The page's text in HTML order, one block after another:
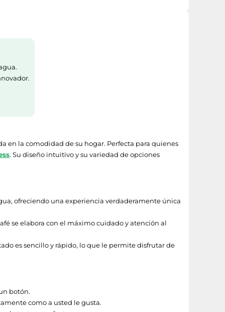
en la comodidad de su hogar. Perfecta para quienes
. Su diseño intuitivo y su variedad de opciones
ofreciendo una experiencia verdaderamente única
se elabora con el máximo cuidado y atención al
es sencillo y rápido, lo que le permite disfrutar de
botón.
como a usted le gusta.